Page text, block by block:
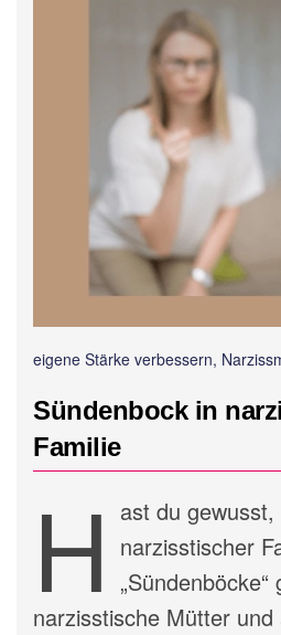
eigene Stärke verbessern,
Sündenbock in
Familie
H
ast du
narzisstischer
„Sündenböcke“
narzisstische Mütter